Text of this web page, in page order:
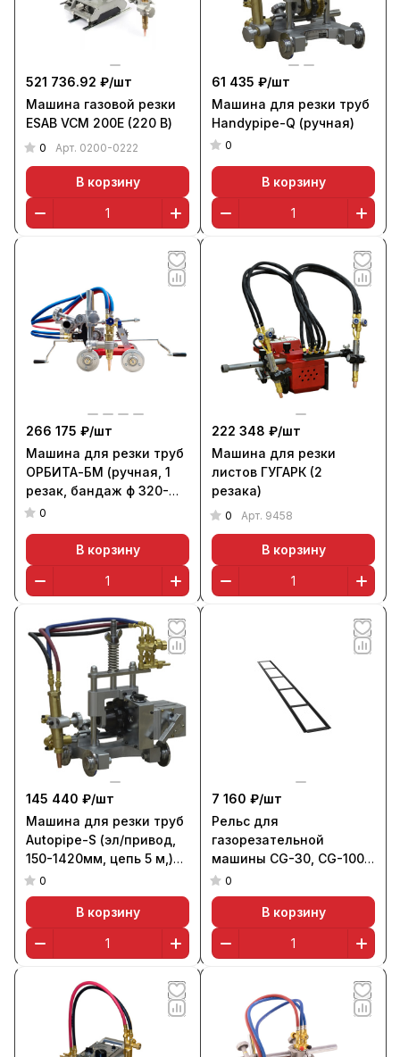
521 736.92 ₽/шт
Машина газовой резки
ESAB VCM 200E (220 В)
0 Арт. 0200-0222
В корзину
61 435 ₽/шт
Машина для резки труб
Handypipe-Q (ручная)
0
В корзину
266 175 ₽/шт
Машина для резки труб
ОРБИТА-БМ (ручная, 1
резак, бандаж ф 320-
1420 мм), BRIMA
0
В корзину
222 348 ₽/шт
Машина для резки
листов ГУГАРК (2
резака)
0 Арт. 9458
В корзину
145 440 ₽/шт
Машина для резки труб
Autopipe-S (эл/привод,
150-1420мм, цепь 5 м,)
аналог ОРБИТА, КОМЕТА
0
В корзину
7 160 ₽/шт
Рельс для
газорезательной
машины CG-30, CG-100
L=1800 мм, "шип"
0
В корзину